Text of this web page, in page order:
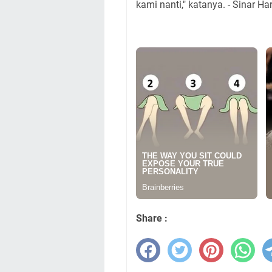
kami nanti," katanya. - Sinar
Share :